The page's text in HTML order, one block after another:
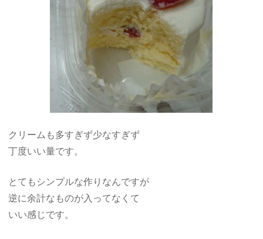
クリームも多すぎず少なすぎず
丁度いい量です。
とてもシンプルな作りなんですが
逆に余計なものが入ってなくて
いい感じです。